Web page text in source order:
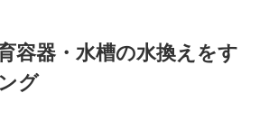
容器・水槽の水換えをす
グ